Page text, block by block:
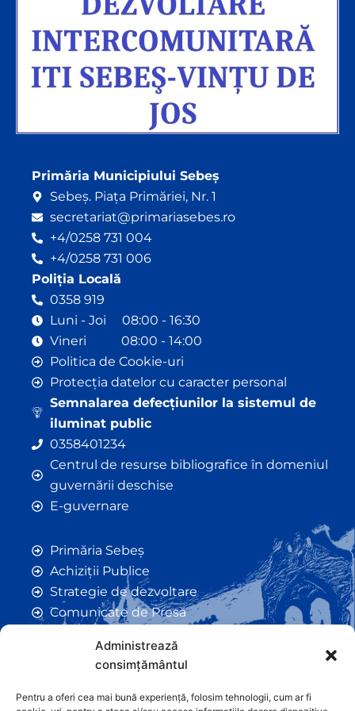
Administrează
consimțământul
Pentru a oferi cea mai bună experiență, folosim tehnologii, cum ar fi
Primăria Municipiului Sebeș
Sebeș. Piața Primăriei, Nr. 1
secretariat@primariasebes.ro
+4/0258 731 004
+4/0258 731 006
Poliția Locală
0358 919
Luni - Joi 08:00 - 16:30
Vineri 08:00 - 14:00
Politica de Cookie-uri
Protecția datelor cu caracter personal
Semnalarea defecțiunilor la sistemul de
iluminat public
0358401234
Centrul de resurse bibliografice în domeniul
guvernării deschise
E-guvernare
Primăria Sebeș
Achiziții Publice
Strategie de dezvoltare
Comunicate de Presă
Anunțuri
Hotarâri de Consiliu
Certificate de Urbanism